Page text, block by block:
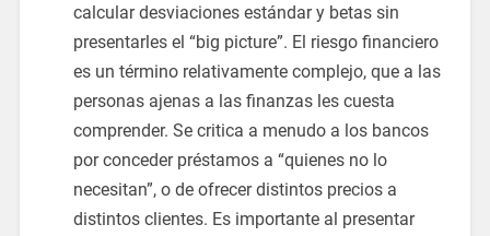
calcular desviaciones estándar y betas sin
presentarles el “big picture”. El riesgo financiero
es un término relativamente complejo, que a las
personas ajenas a las finanzas les cuesta
comprender. Se critica a menudo a los bancos
por conceder préstamos a “quienes no lo
necesitan”, o de ofrecer distintos precios a
distintos clientes. Es importante al presentar